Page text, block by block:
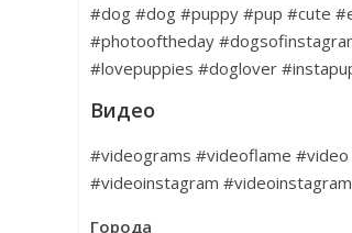
#dog #dog #puppy #pup #cute
#photooftheday
#lovepuppies #doglover
Видео
#videograms #videoflame
#videoinstagram
Города